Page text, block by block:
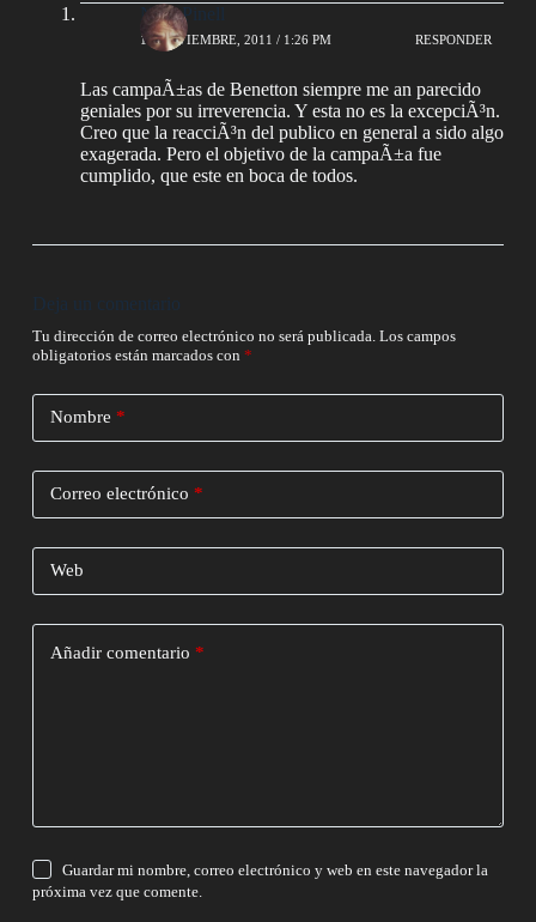
Noel Pinell
19 NOVIEMBRE, 2011 / 1:26 PM RESPONDER
Las campaÃ±as de Benetton siempre me an parecido
geniales por su irreverencia. Y esta no es la excepciÃ³n.
Creo que la reacciÃ³n del publico en general a sido algo
exagerada. Pero el objetivo de la campaÃ±a fue
cumplido, que este en boca de todos.
Deja un comentario
Tu dirección de correo electrónico no será publicada. Los campos
obligatorios están marcados con *
Nombre *
Correo electrónico *
Web
Añadir comentario *
Guardar mi nombre, correo electrónico y web en este navegador la
próxima vez que comente.